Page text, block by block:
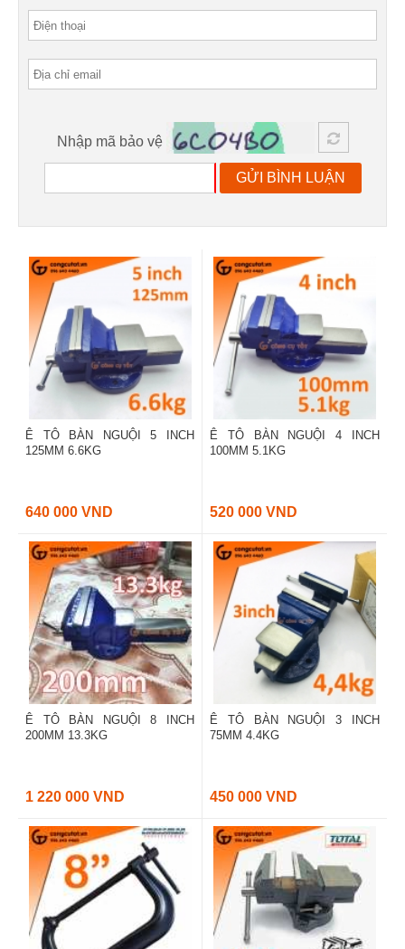
Nhập mã bảo vệ
GỬI BÌNH LUẬN
Ê TÔ BÀN NGUỘI 5 INCH
125MM 6.6KG
640 000 VND
Ê TÔ BÀN NGUỘI 4 INCH
100MM 5.1KG
520 000 VND
Ê TÔ BÀN NGUỘI 8 INCH
200MM 13.3KG
1 220 000 VND
Ê TÔ BÀN NGUỘI 3 INCH
75MM 4.4KG
450 000 VND